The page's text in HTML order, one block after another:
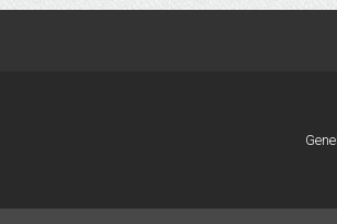
Genel